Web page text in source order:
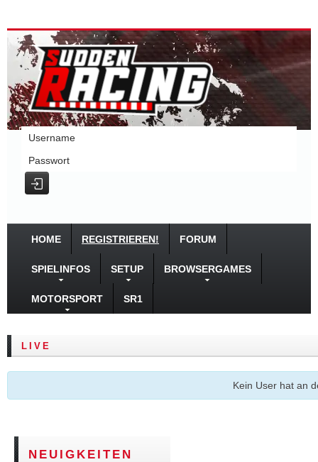
Username
Passwort
HOME REGISTRIEREN! FORUM
SPIELINFOS SETUP BROWSERGAMES
MOTORSPORT SR1
LIVE
Kein User hat an
NEUIGKEITEN